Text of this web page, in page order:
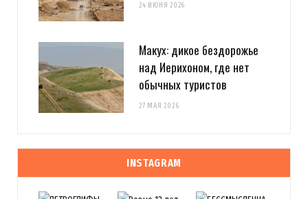
24 ИЮНЯ 2026
Макух: дикое бездорожье
над Иерихоном, где нет
обычных туристов
27 МАЯ 2026
INSTAGRAM